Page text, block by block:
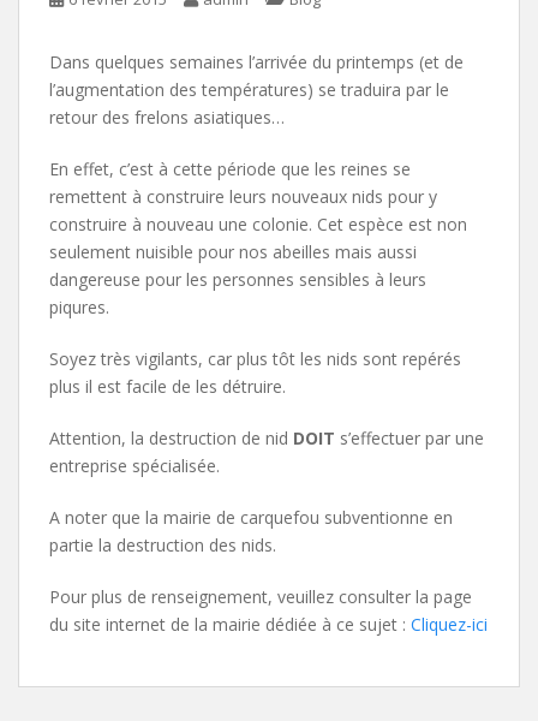
Dans quelques semaines l’arrivée du printemps (et de
l’augmentation des températures) se traduira par le
retour des frelons asiatiques…
En effet, c’est à cette période que les reines se
remettent à construire leurs nouveaux nids pour y
construire à nouveau une colonie. Cet espèce est non
seulement nuisible pour nos abeilles mais aussi
dangereuse pour les personnes sensibles à leurs
piqures.
Soyez très vigilants, car plus tôt les nids sont repérés
plus il est facile de les détruire.
Attention, la destruction de nid DOIT s’effectuer par une
entreprise spécialisée.
A noter que la mairie de carquefou subventionne en
partie la destruction des nids.
Pour plus de renseignement, veuillez consulter la page
du site internet de la mairie dédiée à ce sujet : Cliquez-ici